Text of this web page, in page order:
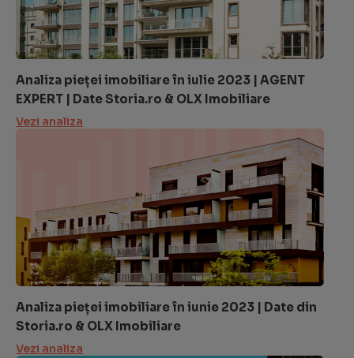
Analiza pieței imobiliare în iulie 2023 | AGENT
EXPERT | Date Storia.ro & OLX Imobiliare
Vezi analiza
Analiza pieței imobiliare în iunie 2023 | Date din
Storia.ro & OLX Imobiliare
Vezi analiza